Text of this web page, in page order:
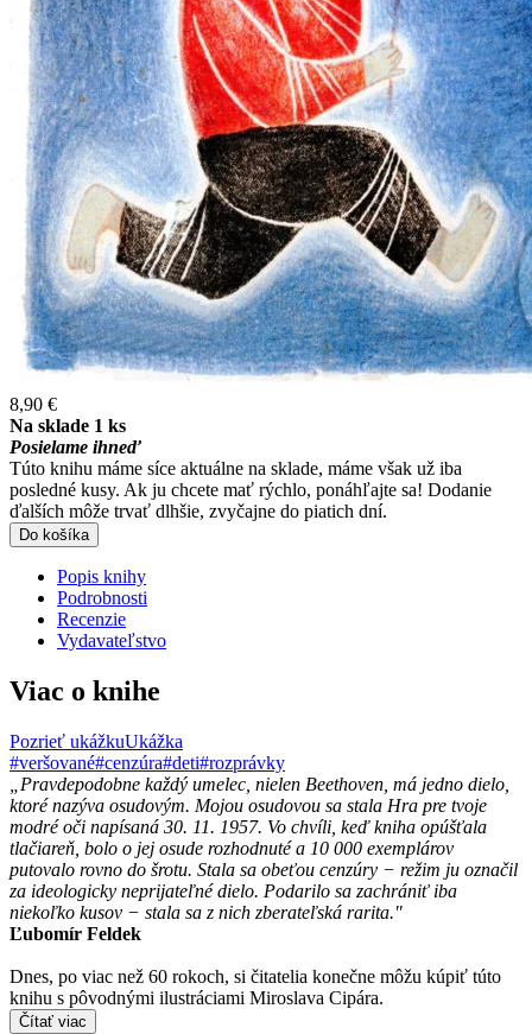
8,90 €
Na sklade 1 ks
Posielame ihneď
Túto knihu máme síce aktuálne na sklade, máme však už iba
posledné kusy. Ak ju chcete mať rýchlo, ponáhľajte sa! Dodanie
ďalších môže trvať dlhšie, zvyčajne do piatich dní.
Do košíka
Popis knihy
Podrobnosti
Recenzie
Vydavateľstvo
Viac o knihe
Pozrieť ukážkuUkážka
#veršované#cenzúra#deti#rozprávky
„Pravdepodobne každý umelec, nielen Beethoven, má jedno dielo,
ktoré nazýva osudovým. Mojou osudovou sa stala Hra pre tvoje
modré oči napísaná 30. 11. 1957. Vo chvíli, keď kniha opúšťala
tlačiareň, bolo o jej osude rozhodnuté a 10 000 exemplárov
putovalo rovno do šrotu. Stala sa obeťou cenzúry − režim ju označil
za ideologicky neprijateľné dielo. Podarilo sa zachrániť iba
niekoľko kusov − stala sa z nich zberateľská rarita."
Ľubomír Feldek
Dnes, po viac než 60 rokoch, si čitatelia konečne môžu kúpiť túto
knihu s pôvodnými ilustráciami Miroslava Cipára.
Čítať viac